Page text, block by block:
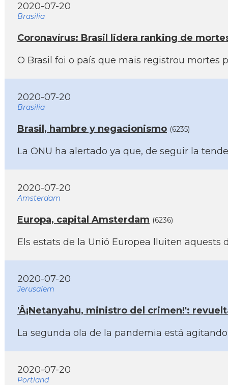
2020-07-20
Brasilia
Coronaví­rus: Brasil lidera ranking de
O Brasil foi o paí­s que mais registrou mortes
2020-07-20
Brasilia
Brasil, hambre y negacionismo (6235)
La ONU ha alertado ya que, de seguir la
2020-07-20
Amsterdam
Europa, capital Amsterdam (6236)
Els estats de la Unió Europea lluiten
2020-07-20
Jerusalem
'Â¡Netanyahu, ministro del crimen!':
La segunda ola de la pandemia está
2020-07-20
Portland